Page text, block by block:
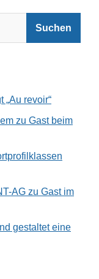
revoir“
zu Gast beim
AG zu Gast im
gestaltet eine